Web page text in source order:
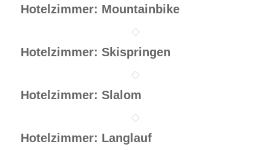
Hotelzimmer: Mountainbike
Hotelzimmer: Skispringen
Hotelzimmer: Slalom
Hotelzimmer: Langlauf